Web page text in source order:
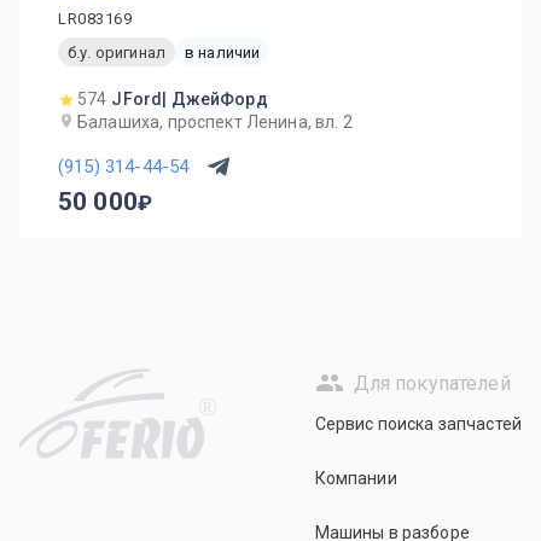
LR083169
б.у. оригинал
в наличии
574 JFord| ДжейФорд
Балашиха, проспект Ленина, вл. 2
(915) 314-44-54
50 000
R
Для покупателей
Сервис поиска запчастей
Компании
Машины в разборе